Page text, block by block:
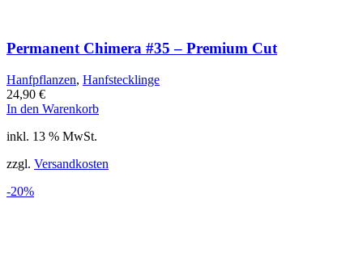
Permanent Chimera #35 – Premium Cut
Hanfpflanzen, Hanfstecklinge
24,90 €
In den Warenkorb
inkl. 13 % MwSt.
zzgl. Versandkosten
-20%